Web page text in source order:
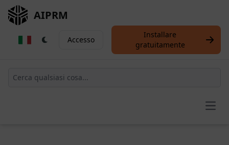
AIPRM
Accesso
Installare
gratuitamente